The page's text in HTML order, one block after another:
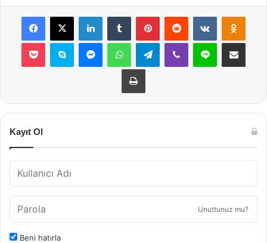
Facebook
X LinkedInTumblr PinterestReddit VKontakte
Pocket Skype MessengerWhatsAppTelegramViber Line E-Posta ile
Yazdır
Kayıt Ol
Unuttunuz mu?
Beni hatırla